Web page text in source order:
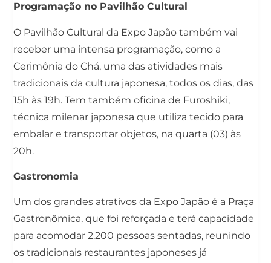
Programação no Pavilhão Cultural
O Pavilhão Cultural da Expo Japão também vai
receber uma intensa programação, como a
Cerimônia do Chá, uma das atividades mais
tradicionais da cultura japonesa, todos os dias, das
15h às 19h. Tem também oficina de Furoshiki,
técnica milenar japonesa que utiliza tecido para
embalar e transportar objetos, na quarta (03) às
20h.
Gastronomia
Um dos grandes atrativos da Expo Japão é a Praça
Gastronômica, que foi reforçada e terá capacidade
para acomodar 2.200 pessoas sentadas, reunindo
os tradicionais restaurantes japoneses já